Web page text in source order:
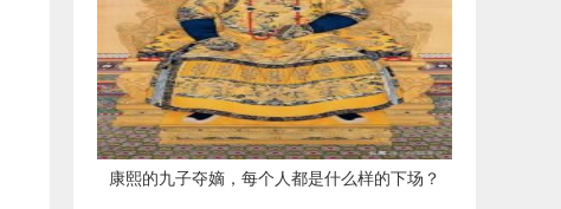
​康熙的九子夺嫡，每个人都是什么样的下场？